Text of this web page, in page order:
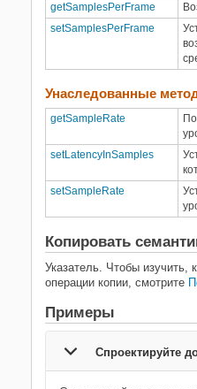
getSamplesPerFrame
setSamplesPerFrame
Унаследованные
getSampleRate
setLatencyInSamples
setSampleRate
Копировать
Указатель. Чтобы изучить,
операции копии, смотрите
Примеры
Спроектируйте